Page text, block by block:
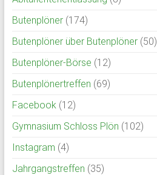
Butenplöner(174)
Butenplöner über Butenplöner(50)
Butenplöner-Börse (12)
Butenplönertreffen (69)
Facebook(12)
Gymnasium Schloss Plön (102)
Instagram (4)
Jahrgangstreffen (35)